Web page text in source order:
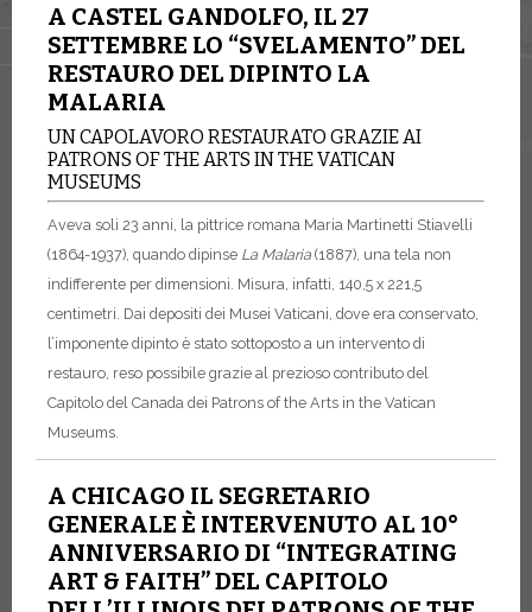
A CASTEL GANDOLFO, IL 27
SETTEMBRE LO “SVELAMENTO” DEL
RESTAURO DEL DIPINTO LA
MALARIA
UN CAPOLAVORO RESTAURATO GRAZIE AI
PATRONS OF THE ARTS IN THE VATICAN
MUSEUMS
Aveva soli 23 anni, la pittrice romana Maria Martinetti Stiavelli
(1864-1937), quando dipinse La Malaria (1887), una tela non
indifferente per dimensioni. Misura, infatti, 140,5 x 221,5
centimetri. Dai depositi dei Musei Vaticani, dove era conservato,
l’imponente dipinto è stato sottoposto a un intervento di
restauro, reso possibile grazie al prezioso contributo del
Capitolo del Canada dei Patrons of the Arts in the Vatican
Museums.
A CHICAGO IL SEGRETARIO
GENERALE È INTERVENUTO AL 10°
ANNIVERSARIO DI “INTEGRATING
ART & FAITH” DEL CAPITOLO